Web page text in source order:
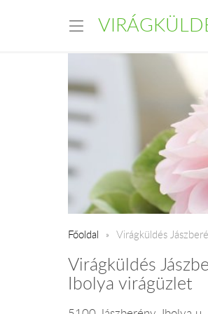
Főoldal Virágküldés
Virágküldés
Ibolya virágüzlet